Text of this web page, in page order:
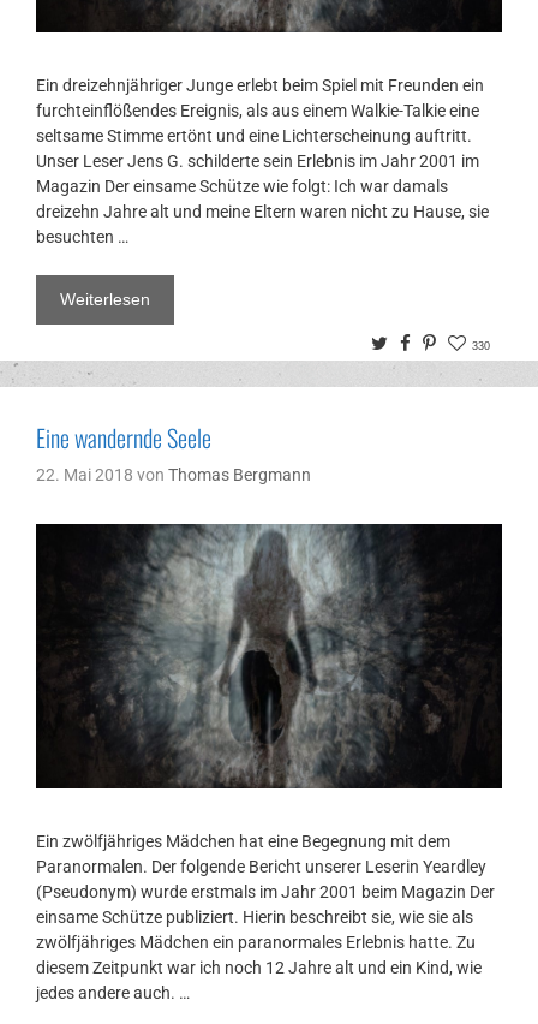
Ein dreizehnjähriger Junge erlebt beim Spiel mit Freunden ein
furchteinflößendes Ereignis, als aus einem Walkie-Talkie eine
seltsame Stimme ertönt und eine Lichterscheinung auftritt.
Unser Leser Jens G. schilderte sein Erlebnis im Jahr 2001 im
Magazin Der einsame Schütze wie folgt: Ich war damals
dreizehn Jahre alt und meine Eltern waren nicht zu Hause, sie
besuchten …
Weiterlesen
TwitterFacebook
Pinterest
330
Eine wandernde Seele
22. Mai 2018 von Thomas Bergmann
Ein zwölfjähriges Mädchen hat eine Begegnung mit dem
Paranormalen. Der folgende Bericht unserer Leserin Yeardley
(Pseudonym) wurde erstmals im Jahr 2001 beim Magazin Der
einsame Schütze publiziert. Hierin beschreibt sie, wie sie als
zwölfjähriges Mädchen ein paranormales Erlebnis hatte. Zu
diesem Zeitpunkt war ich noch 12 Jahre alt und ein Kind, wie
jedes andere auch. …